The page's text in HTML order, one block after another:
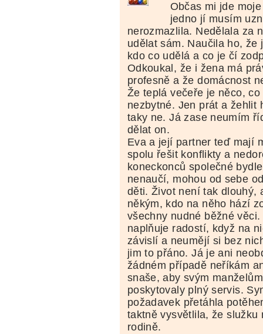
Občas mi jde
jedno jí musím
nerozmazlila. Nedělala za
udělat sám. Naučila ho, že
kdo co udělá a co je čí
Odkoukal, že i žena má
profesně a že domácnost
Že teplá večeře je něco,
nezbytné. Jen prát a žehlit
taky ne. Já zase neumím
dělat on.
Eva a její partner teď mají
spolu řešit konflikty a
koneckonců společné
nenaučí, mohou od sebe
děti. Život není tak dlouhý,
někým, kdo na něho hází
všechny nudné běžné
naplňuje radostí, když na
závislí a neumějí si bez
jim to přáno. Já je ani
žádném případě neříkám
snaše, aby svým
poskytovaly plný servis.
požadavek přetáhla
taktně vysvětlila, že služku
rodině.